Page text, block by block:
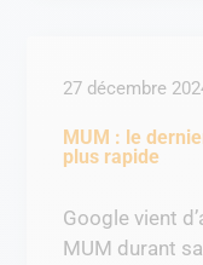
MUM : le
plus rapide
27 décembre
Google vient
MUM durant